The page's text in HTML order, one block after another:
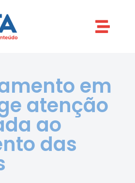
em
atenção
ao
das